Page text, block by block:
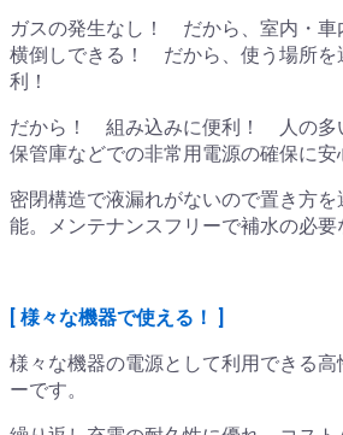
ガスの発生なし！ だから、室内・車
横倒しできる！ だから、使う場所を
利！
だから！ 組み込みに便利！ 人の多
保管庫などでの非常用電源の確保に安
密閉構造で液漏れがないので置き方
能。メンテナンスフリーで補水の必要
[ 様々な機器で使える！ ]
様々な機器の電源として利用できる高
ーです。